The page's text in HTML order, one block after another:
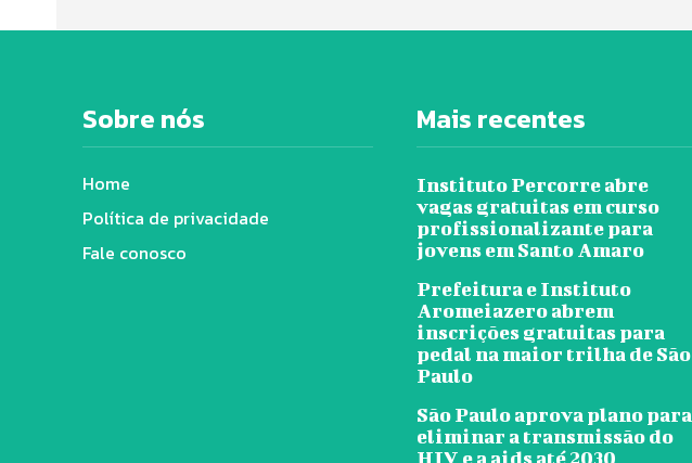
Sobre nós
Home
Política de privacidade
Fale conosco
Mais recentes
Instituto Percorre abre
vagas gratuitas em curso
profissionalizante para
jovens em Santo Amaro
Prefeitura e Instituto
Aromeiazero abrem
inscrições gratuitas para
pedal na maior trilha de São
Paulo
São Paulo aprova plano para
eliminar a transmissão do
HIV e a aids até 2030